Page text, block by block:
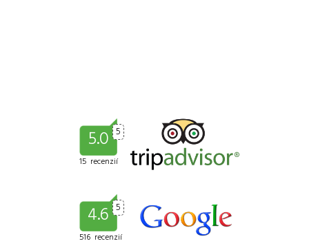
5.0 5
15 recenzií
4.6 5
516 recenzií